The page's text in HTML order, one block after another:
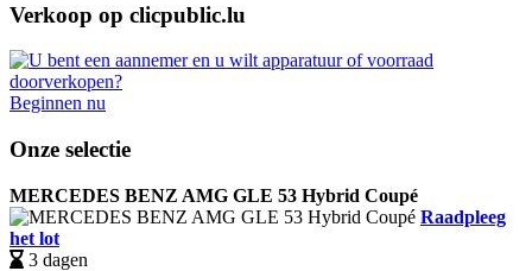
Verkoop op clicpublic.lu
Beginnen nu
Onze selectie
MERCEDES BENZ AMG GLE 53 Hybrid Coupé
Raadpleeg
het lot
3 dagen